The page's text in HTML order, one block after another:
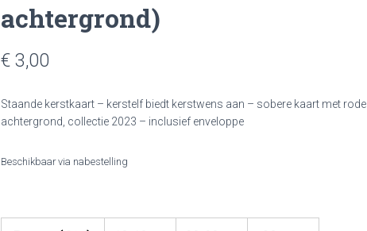
achtergrond)
€ 3,00
Staande kerstkaart – kerstelf biedt kerstwens aan – sobere kaart met rode
achtergrond, collectie 2023 – inclusief enveloppe
Beschikbaar via nabestelling